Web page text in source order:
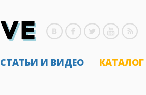
СТАТЬИ И ВИДЕО КАТАЛОГ